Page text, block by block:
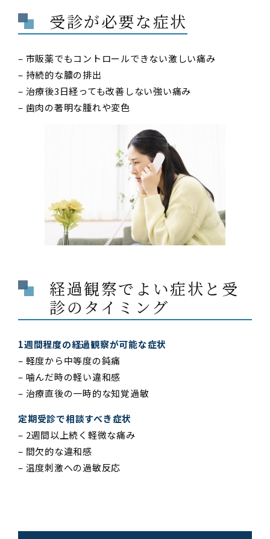
受診が必要な症状
– 市販薬でもコントロールできない激しい痛み
– 持続的な膿の排出
– 治療後3日経っても改善しない強い痛み
– 歯肉の著明な腫れや変色
経過観察でよい症状と受
診のタイミング
1週間程度の経過観察が可能な症状
– 軽度から中等度の鈍痛
– 噛んだ時の軽い違和感
– 治療直後の一時的な知覚過敏
定期受診で相談すべき症状
– 2週間以上続く軽微な痛み
– 間欠的な違和感
– 温度刺激への過敏反応